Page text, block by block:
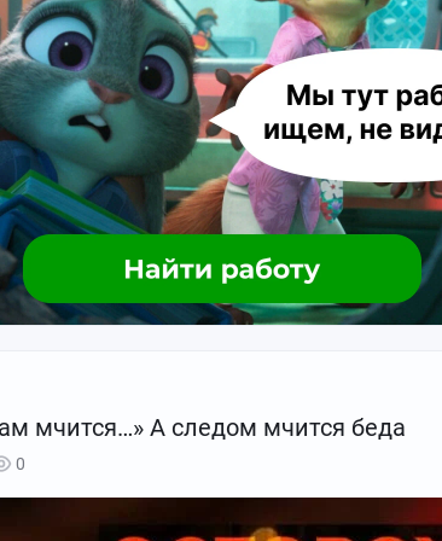
боролись с похмельем и смотрели «Иронию
Без шампанского, но с адреналином. Без
показывать душераздирающих фото и читать
воздух, цифры и факты из нашего журнала
клиенты», топ-5 категорий.
ас». Он же «Король горы».
вызовов. Безоговорочный лидер.
Часто имеет при себе неподходящую экипировку
с маркированной трассы → паника → падение →
«Я думал, там пологий съезд!».
мчится…» А следом мчится беда
0